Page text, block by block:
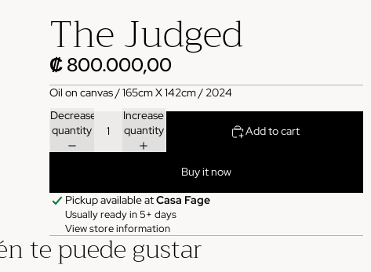
The Judged
₡ 800.000,00
Oil on canvas / 165cm X 142cm / 2024
Decrease
quantity
Increase
quantity
Add to cart
Buy it now
Pickup available atCasa Fage
Usually ready in 5+ days
View store information
te puede gustar